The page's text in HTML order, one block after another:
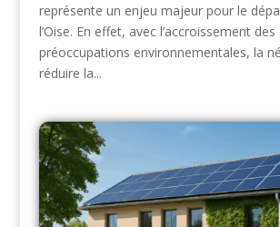
représente un enjeu majeur pour le
l’Oise. En effet, avec l’accroissement des
préoccupations environnementales, la
réduire la...